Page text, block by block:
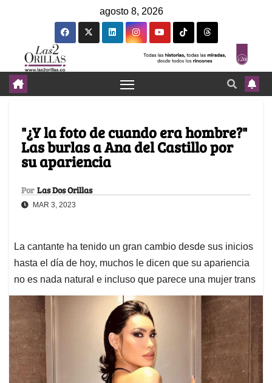
agosto 8, 2026
"¿Y la foto de cuando era hombre?"
Las burlas a Ana del Castillo por
su apariencia
Por Las Dos Orillas
MAR 3, 2023
La cantante ha tenido un gran cambio desde sus inicios
hasta el día de hoy, muchos le dicen que su apariencia
no es nada natural e incluso que parece una mujer trans